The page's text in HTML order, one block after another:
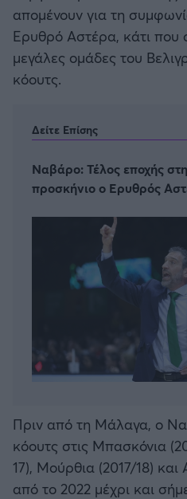
απομένουν για τη
Ερυθρό Αστέρα, κάτι που
μεγάλες ομάδες του
κόουτς.
Δείτε Επίσης
Ναβάρο: Τέλος εποχής
προσκήνιο ο Ερυθρός
Πριν από τη Μάλαγα, ο
κόουτς στις Μπασκόνια
17), Μούρθια (2017/18)
από το 2022 μέχρι και